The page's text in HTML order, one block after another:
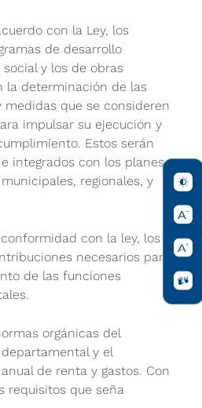
con la Ley, los
de desarrollo
y los de obras
la determinación de las
medidas que se consideren
impulsar su ejecución y
Estos serán
integrados con los planes
regionales, y
con la ley, los
necesarios para
de las funciones
orgánicas del
y el
de renta y gastos. Con
requisitos que seña